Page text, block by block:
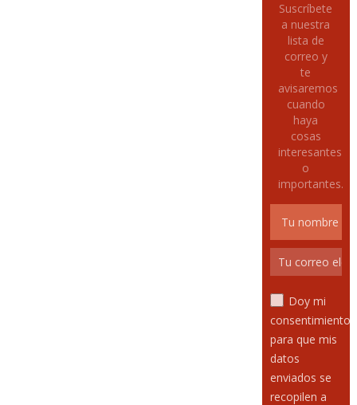
Suscríbete
a nuestra
lista de
correo y
te
avisaremos
cuando
haya
cosas
interesantes
o
importantes.
Doy mi
consentimiento
para que mis
datos
enviados se
recopilen a